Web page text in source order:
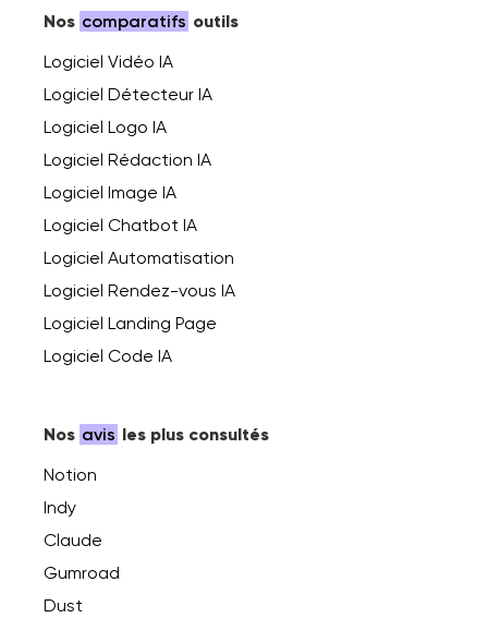
Nos comparatifs outils
Logiciel Vidéo IA
Logiciel Détecteur IA
Logiciel Logo IA
Logiciel Rédaction IA
Logiciel Image IA
Logiciel Chatbot IA
Logiciel Automatisation
Logiciel Rendez-vous IA
Logiciel Landing Page
Logiciel Code IA
Nos avis les plus consultés
Notion
Indy
Claude
Gumroad
Dust